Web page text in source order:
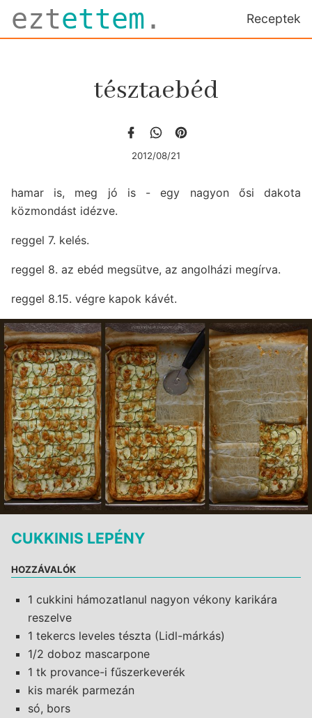
eztettem . Receptek
tésztaebéd
2012/08/21
hamar is, meg jó is - egy nagyon ősi dakota
közmondást idézve.
reggel 7. kelés.
reggel 8. az ebéd megsütve, az angolházi megírva.
reggel 8.15. végre kapok kávét.
CUKKINIS LEPÉNY
HOZZÁVALÓK
1 cukkini hámozatlanul nagyon vékony karikára
reszelve
1 tekercs leveles tészta (Lidl-márkás)
1/2 doboz mascarpone
1 tk provance-i fűszerkeverék
kis marék parmezán
só, bors